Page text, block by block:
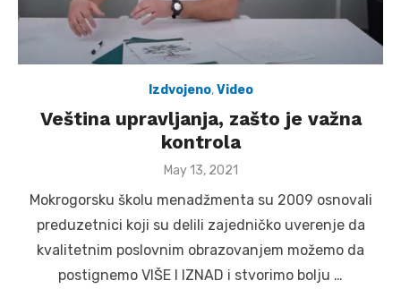
Izdvojeno,Video
Veština upravljanja, zašto je važna
kontrola
Posted
May 13, 2021
Mokrogorsku školu menadžmenta su 2009 osnovali
preduzetnici koji su delili zajedničko uverenje da
kvalitetnim poslovnim obrazovanjem možemo da
postignemo VIŠE I IZNAD i stvorimo bolju …